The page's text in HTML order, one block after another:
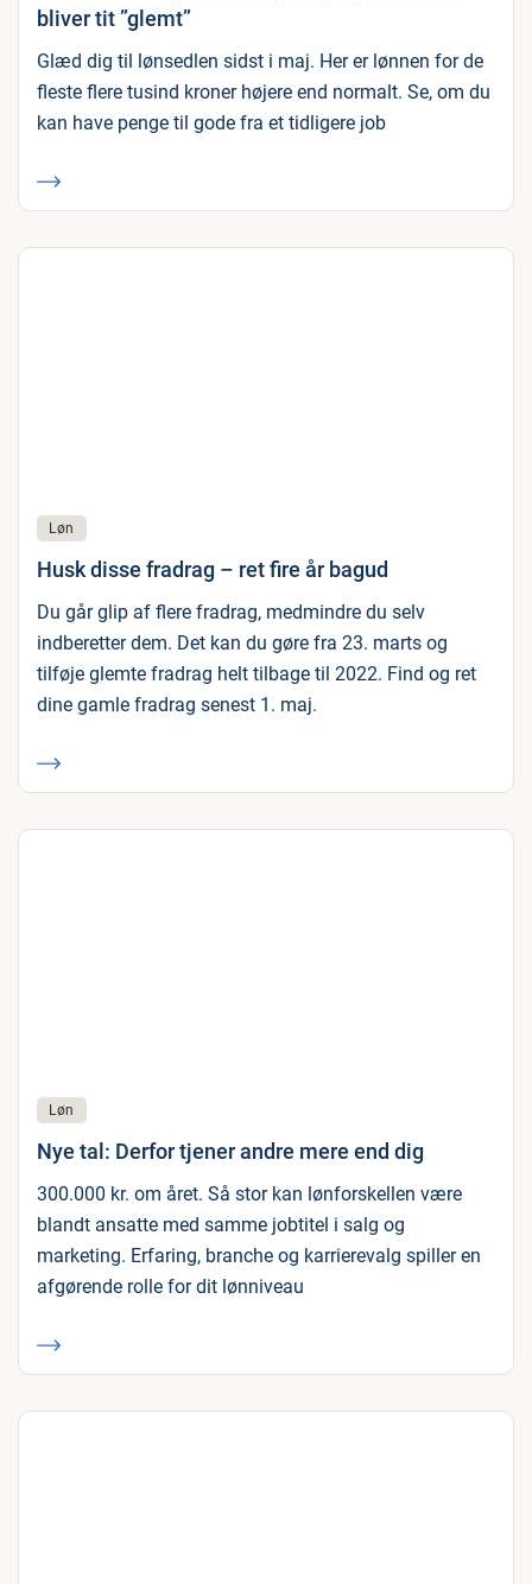
bliver tit ”glemt”
Glæd dig til lønsedlen sidst i maj. Her er lønnen for de
fleste flere tusind kroner højere end normalt. Se, om du
kan have penge til gode fra et tidligere job
Løn
Husk disse fradrag – ret fire år bagud
Du går glip af flere fradrag, medmindre du selv
indberetter dem. Det kan du gøre fra 23. marts og
tilføje glemte fradrag helt tilbage til 2022. Find og ret
dine gamle fradrag senest 1. maj.
Løn
Nye tal: Derfor tjener andre mere end dig
300.000 kr. om året. Så stor kan lønforskellen være
blandt ansatte med samme jobtitel i salg og
marketing. Erfaring, branche og karrierevalg spiller en
afgørende rolle for dit lønniveau